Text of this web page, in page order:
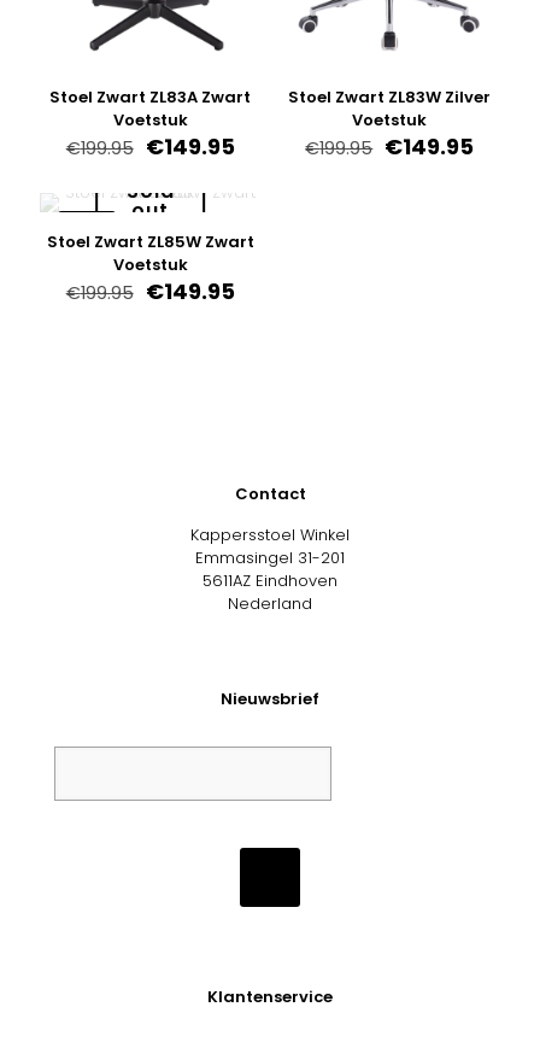
Stoel Zwart ZL83A Zwart
Voetstuk
€199.95 Oorspronkelijke
was:
€199.95.
€149.95Huidige
is:
Stoel Zwart ZL83W Zilver
Voetstuk
€199.95 €149.95
Sold
out
Stoel Zwart ZL85W Zwart
Voetstuk
€199.95 Oorspronkelijke
€149.95Huidige
Contact
Kappersstoel Winkel
Emmasingel 31-201
5611AZ Eindhoven
Nederland
Nieuwsbrief
Klantenservice